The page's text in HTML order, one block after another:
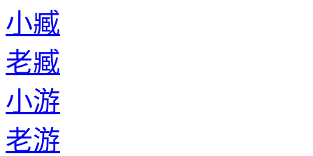
小臧
老臧
小游
老游